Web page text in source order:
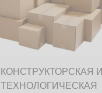
КОНСТРУКТОРСКАЯ И
ТЕХНОЛОГИЧЕСКАЯ